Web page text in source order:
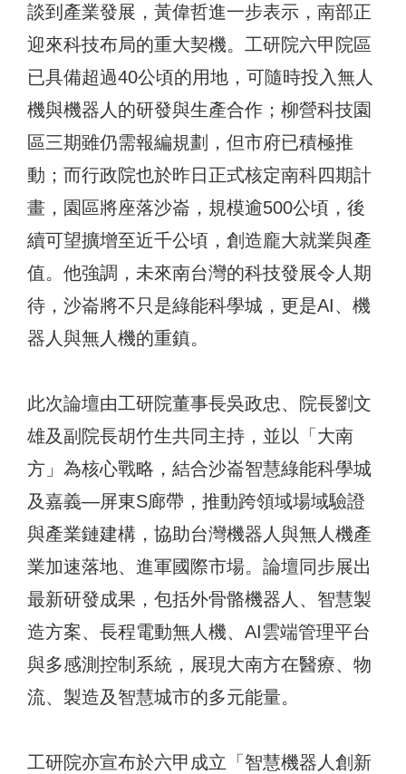
談到產業發展，黃偉哲進一步表示，南部正
迎來科技布局的重大契機。工研院六甲院區
已具備超過40公頃的用地，可隨時投入無人
機與機器人的研發與生產合作；柳營科技園
區三期雖仍需報編規劃，但市府已積極推
動；而行政院也於昨日正式核定南科四期計
畫，園區將座落沙崙，規模逾500公頃，後
續可望擴增至近千公頃，創造龐大就業與產
值。他強調，未來南台灣的科技發展令人期
待，沙崙將不只是綠能科學城，更是AI、機
器人與無人機的重鎮。
此次論壇由工研院董事長吳政忠、院長劉文
雄及副院長胡竹生共同主持，並以「大南
方」為核心戰略，結合沙崙智慧綠能科學城
及嘉義—屏東S廊帶，推動跨領域場域驗證
與產業鏈建構，協助台灣機器人與無人機產
業加速落地、進軍國際市場。論壇同步展出
最新研發成果，包括外骨骼機器人、智慧製
造方案、長程電動無人機、AI雲端管理平台
與多感測控制系統，展現大南方在醫療、物
流、製造及智慧城市的多元能量。
工研院亦宣布於六甲成立「智慧機器人創新